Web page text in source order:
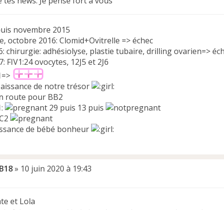
novembre 2015
octobre 2016: Clomid+Ovitrelle => échec
chirurgie: adhésiolyse, plastie tubaire, drilling ovarien=>
FIV1:24 ovocytes, 12J5 et 2J6
de notre trésor
route pour BB2
29 puis 13 puis
de bébé bonheur
» 10 juin 2020 à 19:43
et Lola